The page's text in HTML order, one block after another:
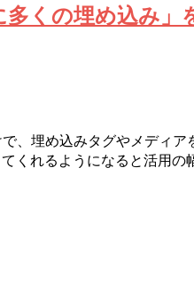
くの埋め込み」
、埋め込みタグやメディ
くれるようになると活用